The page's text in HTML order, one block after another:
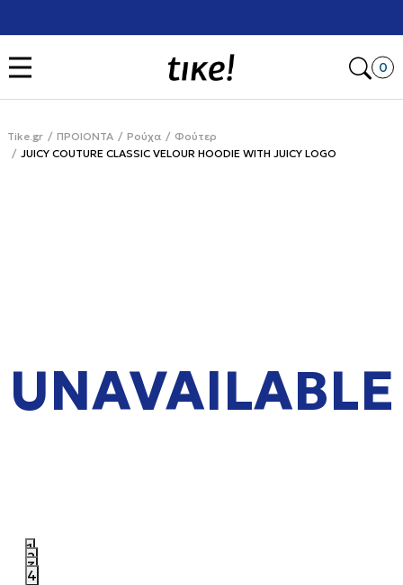
0
Tike.gr ΠΡΟΙΟΝΤΑ Ρούχα
Φούτερ
JUICY COUTURE CLASSIC VELOUR HOODIE WITH JUICY LOGO
1
2
3
4
UNAVAILABLE